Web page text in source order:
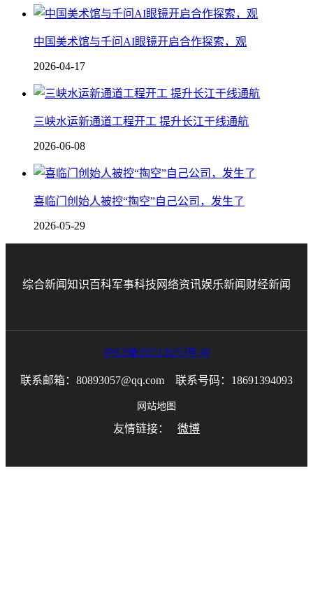
中国美术馆与千问AI眼镜开启合作探索，观
2026-04-17
三峡水运新通道工程开工 提升长江干线通航
2026-06-08
喜临门创始人被控“掏空”自己公司，发生了
2026-05-29
综合新闻知识百科军事科技 网络资讯娱乐新闻 财经新闻
沪ICP备2025136253号-49
联系邮箱：80893057@qq.com 联系号码：18691394093
网站地图
友情链接： 微博